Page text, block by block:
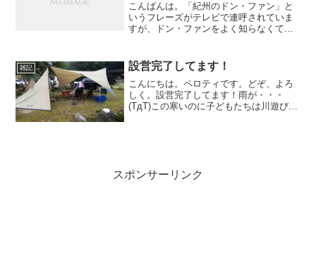
こんばんは。「紀州のドン・ファン」と
いうフレーズがテレビで連呼されていま
すが、ドン・ファンをよく知らなくてあ
インの伝説上の人物なんですね。てっき
り、昔の俳優かと思ってま...
雑記 設営完了してます！
こんにちは。ペロティです。どぞ、よろ
しく。設営完了してます！雨が・・・
(TдT)この寒いのに子どもたちは川遊び〜
スポンサーリンク